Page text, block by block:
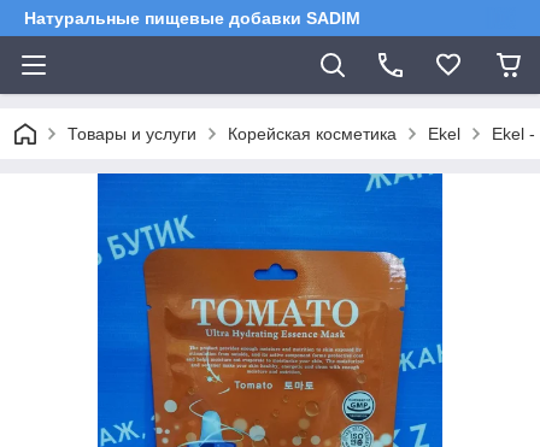
Натуральные пищевые добавки SADIM
Товары и услуги Корейская косметика Ekel Ekel -